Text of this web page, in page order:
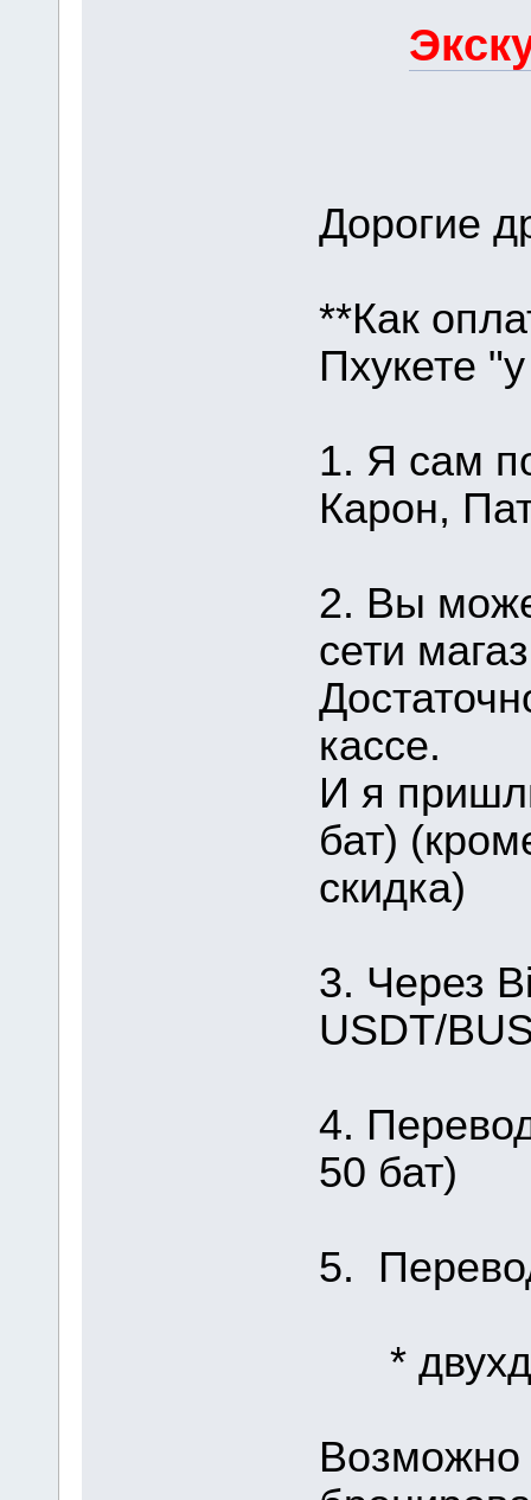
Дорогие
**Как
Пхукете
1. Я сам
Карон,
2. Вы
сети
кассе.
И я
бат)
скидка)
3. Через
USDT/
4.
50 бат)
5.
*
Возможно